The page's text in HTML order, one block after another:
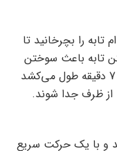
تابه را بچرخانید تا
تابه باعث سوختن
مرکز و خامی کناره‌ها می‌شود. حدود 5 تا 7 دقیقه طول می‌کشد
از ظرف جدا شوند.
و با یک حرکت سریع